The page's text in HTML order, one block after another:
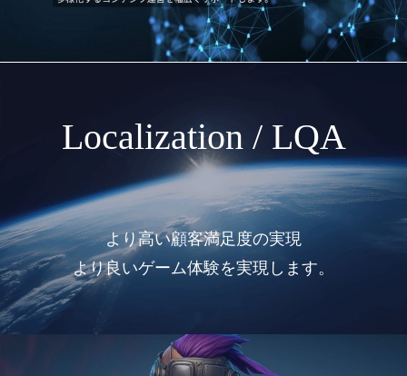
Localization / LQA
より高い顧客満足度の実現
より良いゲーム体験を実現します。